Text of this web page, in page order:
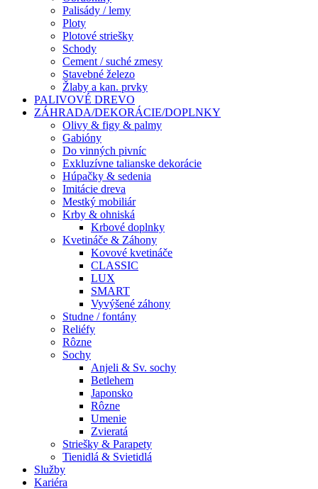
Palisády / lemy
Ploty
Plotové striešky
Schody
Cement / suché zmesy
Stavebné železo
Žlaby a kan. prvky
PALIVOVÉ DREVO
ZÁHRADA/DEKORÁCIE/DOPLNKY
Olivy & figy & palmy
Gabióny
Do vinných pivníc
Exkluzívne talianske dekorácie
Húpačky & sedenia
Imitácie dreva
Mestký mobiliár
Krby & ohniská
Krbové doplnky
Kvetináče & Záhony
Kovové kvetináče
CLASSIC
LUX
SMART
Vyvýšené záhony
Studne / fontány
Reliéfy
Rôzne
Sochy
Anjeli & Sv. sochy
Betlehem
Japonsko
Rôzne
Umenie
Zvieratá
Striešky & Parapety
Tienidlá & Svietidlá
Služby
Kariéra